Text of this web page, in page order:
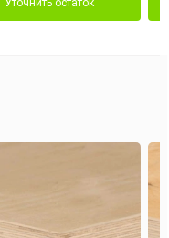
Уточнить остаток